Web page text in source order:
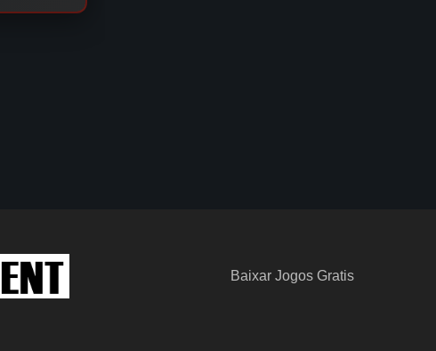
Baixar Jogos Gratis